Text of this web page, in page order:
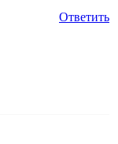
Ответить